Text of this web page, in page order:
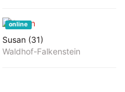
online
Susan (31)
Waldhof-Falkenstein